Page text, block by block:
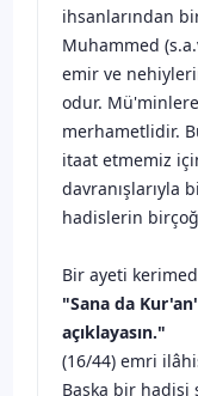
ihsanlarından
Muhammed
emir ve
odur.
merhametlidir.
itaat etmemiz
davranışlarıyla
hadislerin
Bir ayeti
"Sana da
açıklayasın."
(16/44) emri
Başka bir hadisi